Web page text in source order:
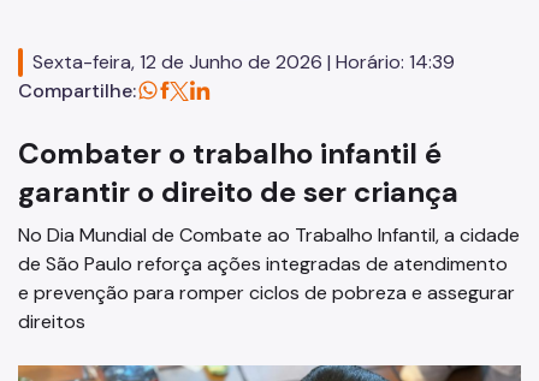
CPAS
Painéis
Pessoa em situação de rua
Programa Reencontro
Crianças e Adolescentes
Jovens e Adultos
Sexta-feira, 12 de Junho de 2026 | Horário: 14:39
Compartilhe:
Combater o trabalho infantil é
garantir o direito de ser criança
No Dia Mundial de Combate ao Trabalho Infantil, a cidade
de São Paulo reforça ações integradas de atendimento
e prevenção para romper ciclos de pobreza e assegurar
direitos